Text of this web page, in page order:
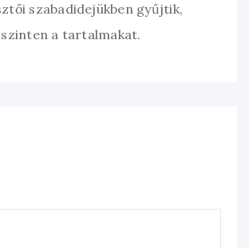
szabadidejükben gyűjtik,
a tartalmakat.